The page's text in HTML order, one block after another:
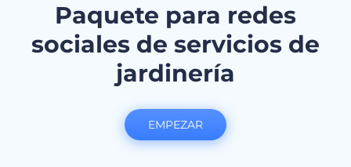
Paquete para redes
sociales de servicios de
jardinería
EMPEZAR